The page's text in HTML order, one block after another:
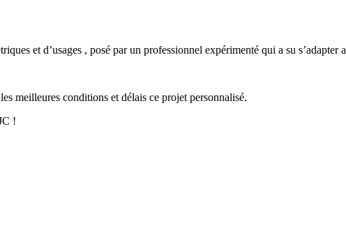
et d’usages , posé par un professionnel expérimenté qui a su s’adapter
meilleures conditions et délais ce projet personnalisé.
!